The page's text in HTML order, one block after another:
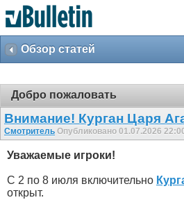
Обзор статей
Добро пожаловать
Внимание! Курган Царя
Смотритель Опубликовано 01.07.2026
Уважаемые игроки!
С 2 по 8 июля включительно
открыт.